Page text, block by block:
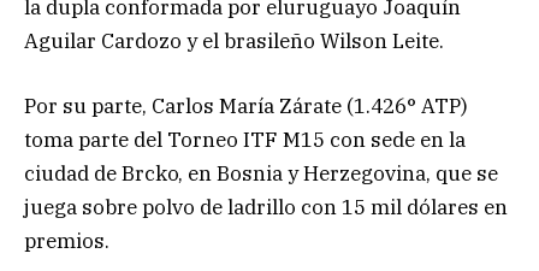
la dupla conformada por eluruguayo Joaquín
Aguilar Cardozo y el brasileño Wilson Leite.
Por su parte, Carlos María Zárate (1.426° ATP)
toma parte del Torneo ITF M15 con sede en la
ciudad de Brcko, en Bosnia y Herzegovina, que se
juega sobre polvo de ladrillo con 15 mil dólares en
premios.